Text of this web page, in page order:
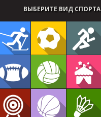
ВЫБЕРИТЕ ВИД СПОРТА